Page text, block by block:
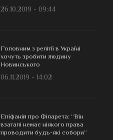
26.10.2019 - 09:44
Головним з релігії в Україні
хочуть зробити людину
Новинського
06.11.2019 - 14:02
Епіфаній про Філарета: “Він
взагалі немає ніякого права
проводити будь-які собори”